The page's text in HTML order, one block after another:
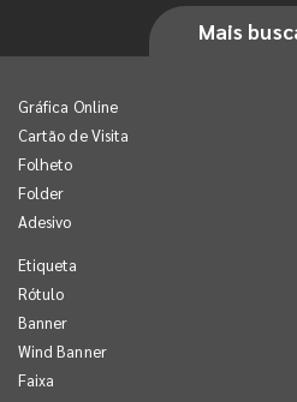
Mais
Gráfica Online
Cartão de Visita
Folheto
Folder
Adesivo
Etiqueta
Rótulo
Banner
Wind Banner
Faixa